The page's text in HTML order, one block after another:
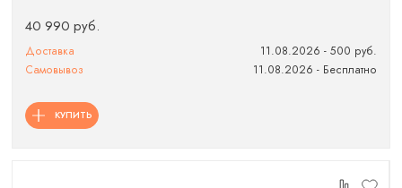
40 990 руб.
Доставка
11.08.2026 - 500 руб.
Самовывоз
11.08.2026 - Бесплатно
КУПИТЬ